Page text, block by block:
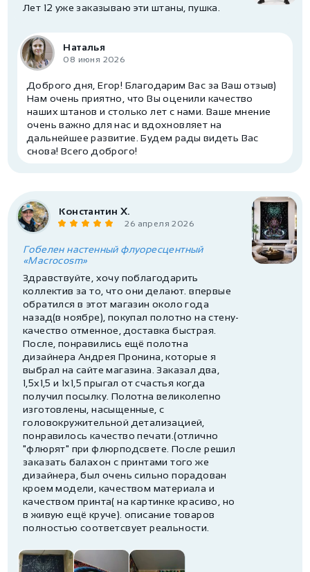
Лет 12 уже заказываю эти штаны, пушка.
Наталья
08 июня 2026
Доброго дня, Егор! Благодарим Вас за Ваш отзыв)
Нам очень приятно, что Вы оценили качество
наших штанов и столько лет с нами. Ваше мнение
очень важно для нас и вдохновляет на
дальнейшее развитие. Будем рады видеть Вас
снова! Всего доброго!
Константин X.
26 апреля 2026
Гобелен настенный флуоресцентный
«Macrocosm»
Здравствуйте, хочу поблагодарить
коллектив за то, что они делают. впервые
обратился в этот магазин около года
назад(в ноябре), покупал полотно на стену-
качество отменное, доставка быстрая.
После, понравились ещё полотна
дизайнера Андрея Пронина, которые я
выбрал на сайте магазина. Заказал два,
1,5х1,5 и 1х1,5 прыгал от счастья когда
получил посылку. Полотна великолепно
изготовлены, насыщенные, с
головокружительной детализацией,
понравилось качество печати.(отлично
"флюрят" при флюрподсвете. После решил
заказать балахон с принтами того же
дизайнера, был очень сильно порадован
кроем модели, качеством материала и
качеством принта( на картинке красиво, но
в живую ещё круче). описание товаров
полностью соответсвует реальности.